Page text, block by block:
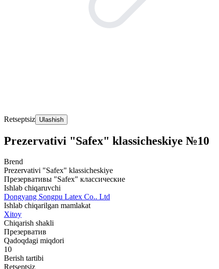
Retseptsiz Ulashish
Prezervativi "Safex" klassicheskiye №10
Brend
Prezervativi "Safex" klassicheskiye
Презервативы "Safex" классические
Ishlab chiqaruvchi
Dongyang Songpu Latex Co.. Ltd
Ishlab chiqarilgan mamlakat
Xitoy
Chiqarish shakli
Презерватив
Qadoqdagi miqdori
10
Berish tartibi
Retseptsiz